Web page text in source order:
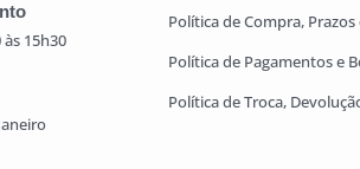
às 15h30
Política de Compra, Prazos
Política de Pagamentos e
Política de Troca,